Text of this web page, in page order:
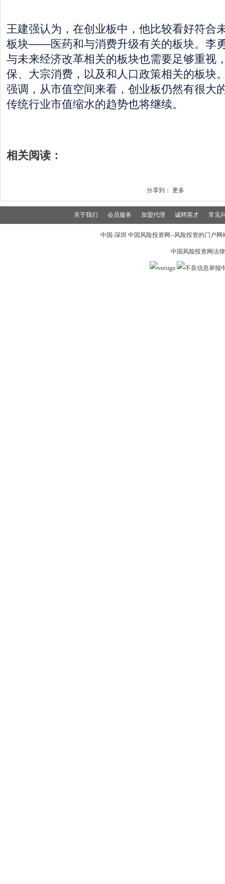
王建强认为，在创业板中，他比较看好符合
板块——医药和与消费升级有关的板块。李
与未来经济改革相关的板块也需要足够重视
保、大宗消费，以及和人口政策相关的板块
强调，从市值空间来看，创业板仍然有很大
传统行业市值缩水的趋势也将继续。
相关阅读：
分享到： 更多
关于我们 会员服务 加盟代理 诚聘英才 常见
中国-深圳 中国风险投资网--风险投资的门户
中国风险投资网法